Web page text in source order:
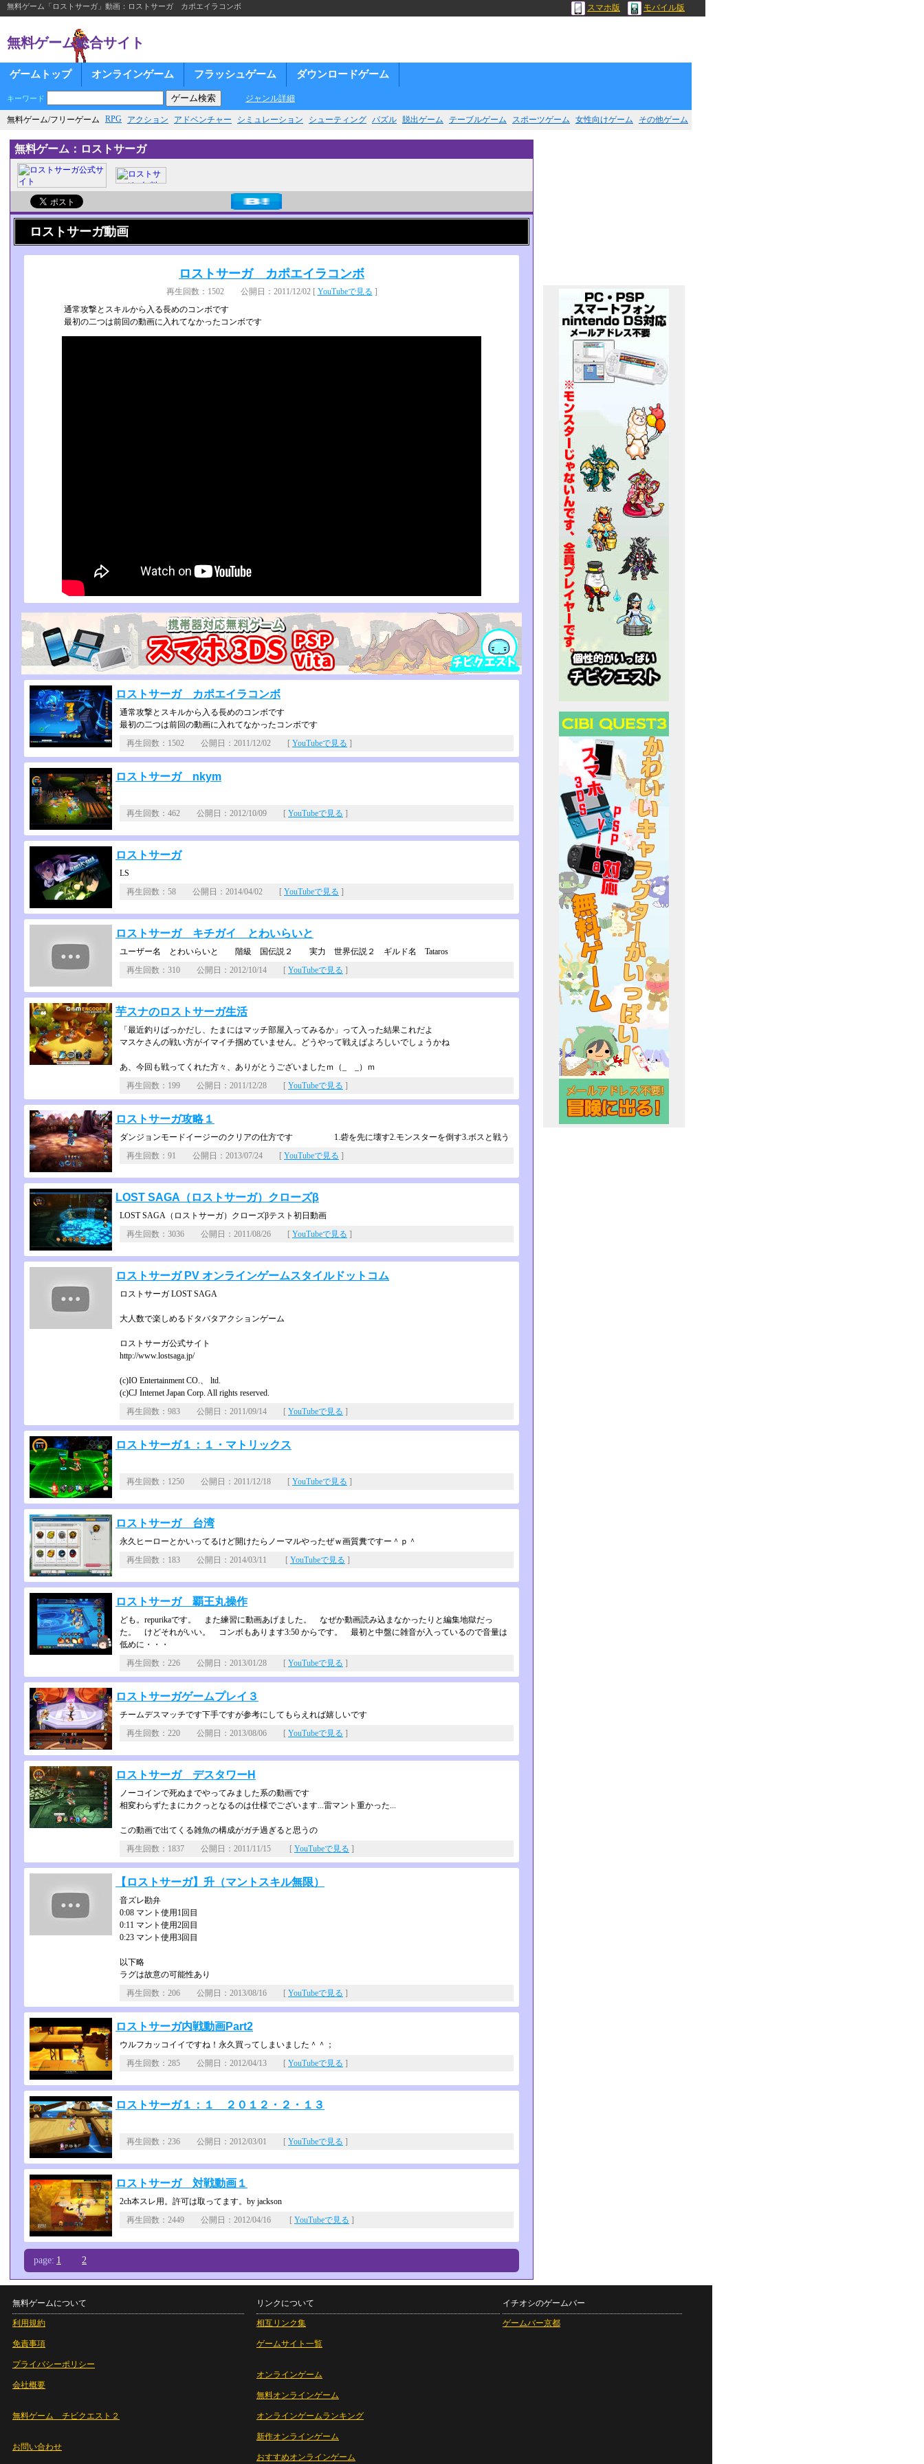
無料ゲーム「ロストサーガ」動画：ロストサーガ カポエイラコンボ スマホ版 モバイル版
無料ゲーム総合サイト
ゲームトップ オンラインゲーム フラッシュゲーム ダウンロードゲーム
キーワード ジャンル詳細
無料ゲーム/フリーゲーム RPG アクション アドベンチャー シミュレーション シューティング パズル 脱出ゲーム テーブルゲーム スポーツゲーム 女性向けゲーム その他ゲーム
無料ゲーム：ロストサーガ
ロストサーガ動画
ロストサーガ カポエイラコンボ
再生回数：1502 公開日：2011/12/02 [ YouTubeで見る ]
通常攻撃とスキルから入る長めのコンボです
最初の二つは前回の動画に入れてなかったコンボです
ロストサーガ カポエイラコンボ
通常攻撃とスキルから入る長めのコンボです
最初の二つは前回の動画に入れてなかったコンボです
再生回数：1502 公開日：2011/12/02 [ YouTubeで見る ]
ロストサーガ nkym
再生回数：462 公開日：2012/10/09 [ YouTubeで見る ]
ロストサーガ
LS
再生回数：58 公開日：2014/04/02 [ YouTubeで見る ]
ロストサーガ キチガイ とわいらいと
ユーザー名 とわいらいと 階級 国伝説２ 実力 世界伝説２ ギルド名 Tataros
再生回数：310 公開日：2012/10/14 [ YouTubeで見る ]
芋スナのロストサーガ生活
「最近釣りばっかだし、たまにはマッチ部屋入ってみるか」って入った結果これだよ
マスケさんの戦い方がイマイチ掴めていません。どうやって戦えばよろしいでしょうかね
あ、今回も戦ってくれた方々、ありがとうございましたｍ（_ _）ｍ
再生回数：199 公開日：2011/12/28 [ YouTubeで見る ]
ロストサーガ攻略１
ダンジョンモードイージーのクリアの仕方です 1.砦を先に壊す2.モンスターを倒す3.ボスと戦う
再生回数：91 公開日：2013/07/24 [ YouTubeで見る ]
LOST SAGA（ロストサーガ）クローズβ
LOST SAGA（ロストサーガ）クローズβテスト初日動画
再生回数：3036 公開日：2011/08/26 [ YouTubeで見る ]
ロストサーガ PV オンラインゲームスタイルドットコム
ロストサーガ LOST SAGA
大人数で楽しめるドタバタアクションゲーム
ロストサーガ公式サイト
http://www.lostsaga.jp/
(c)IO Entertainment CO.、 ltd.
(c)CJ Internet Japan Corp. All rights reserved.
再生回数：983 公開日：2011/09/14 [ YouTubeで見る ]
ロストサーガ１：１・マトリックス
再生回数：1250 公開日：2011/12/18 [ YouTubeで見る ]
ロストサーガ 台湾
永久ヒーローとかいってるけど開けたらノーマルやったぜｗ画質糞ですー＾ｐ＾
再生回数：183 公開日：2014/03/11 [ YouTubeで見る ]
ロストサーガ 覇王丸操作
ども。repurikaです。 また練習に動画あげました。 なぜか動画読み込まなかったりと編集地獄だっ
た。 けどそれがいい。 コンボもあります3:50 からです。 最初と中盤に雑音が入っているので音量は
低めに・・・
再生回数：226 公開日：2013/01/28 [ YouTubeで見る ]
ロストサーガゲームプレイ３
チームデスマッチです下手ですが参考にしてもらえれば嬉しいです
再生回数：220 公開日：2013/08/06 [ YouTubeで見る ]
ロストサーガ デスタワーH
ノーコインで死ぬまでやってみました系の動画です
相変わらずたまにカクっとなるのは仕様でございます...雷マント重かった...
この動画で出てくる雑魚の構成がガチ過ぎると思うの
再生回数：1837 公開日：2011/11/15 [ YouTubeで見る ]
【ロストサーガ】升（マントスキル無限）
音ズレ勘弁
0:08 マント使用1回目
0:11 マント使用2回目
0:23 マント使用3回目
以下略
ラグは故意の可能性あり
再生回数：206 公開日：2013/08/16 [ YouTubeで見る ]
ロストサーガ内戦動画Part2
ウルフカッコイイですね！永久買ってしまいました＾＾；
再生回数：285 公開日：2012/04/13 [ YouTubeで見る ]
ロストサーガ１：１ ２０１２・２・１３
再生回数：236 公開日：2012/03/01 [ YouTubeで見る ]
ロストサーガ 対戦動画１
2ch本スレ用。許可は取ってます。by jackson
再生回数：2449 公開日：2012/04/16 [ YouTubeで見る ]
page: 1 2
無料ゲームについて
利用規約
免責事項
プライバシーポリシー
会社概要
無料ゲーム チビクエスト２
お問い合わせ
リンクについて
相互リンク集
ゲームサイト一覧
オンラインゲーム
無料オンラインゲーム
オンラインゲームランキング
新作オンラインゲーム
おすすめオンラインゲーム
イチオシのゲームバー
ゲームバー京都